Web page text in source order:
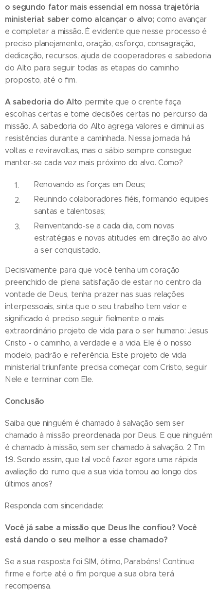
o segundo fator mais essencial em nossa trajetória
ministerial: saber como alcançar o alvo; como avançar
e completar a missão. É evidente que nesse processo é
preciso planejamento, oração, esforço, consagração,
dedicação, recursos, ajuda de cooperadores e sabedoria
do Alto para seguir todas as etapas do caminho
proposto, até o fim.
A sabedoria do Alto permite que o crente faça
escolhas certas e tome decisões certas no percurso da
missão. A sabedoria do Alto agrega valores e diminui as
resistências durante a caminhada. Nessa jornada há
voltas e reviravoltas, mas o sábio sempre consegue
manter-se cada vez mais próximo do alvo. Como?
Renovando as forças em Deus;
Reunindo colaboradores fiéis, formando equipes
santas e talentosas;
Reinventando-se a cada dia, com novas
estratégias e novas atitudes em direção ao alvo
a ser conquistado.
Decisivamente para que você tenha um coração
preenchido de plena satisfação de estar no centro da
vontade de Deus, tenha prazer nas suas relações
interpessoais, sinta que o seu trabalho tem valor e
significado é preciso seguir fielmente o mais
extraordinário projeto de vida para o ser humano: Jesus
Cristo - o caminho, a verdade e a vida. Ele é o nosso
modelo, padrão e referência. Este projeto de vida
ministerial triunfante precisa começar com Cristo, seguir
Nele e terminar com Ele.
Conclusão
Saiba que ninguém é chamado à salvação sem ser
chamado à missão preordenada por Deus. E que ninguém
é chamado à missão, sem ser chamado à salvação. 2 Tm
1:9. Sendo assim, que tal você fazer agora uma rápida
avaliação do rumo que a sua vida tomou ao longo dos
últimos anos?
Responda com sinceridade:
Você já sabe a missão que Deus lhe confiou? Você
está dando o seu melhor a esse chamado?
Se a sua resposta foi SIM, ótimo, Parabéns! Continue
firme e forte até o fim porque a sua obra terá
recompensa.